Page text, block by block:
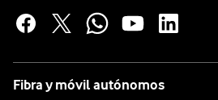
Fibra y móvil autónomos